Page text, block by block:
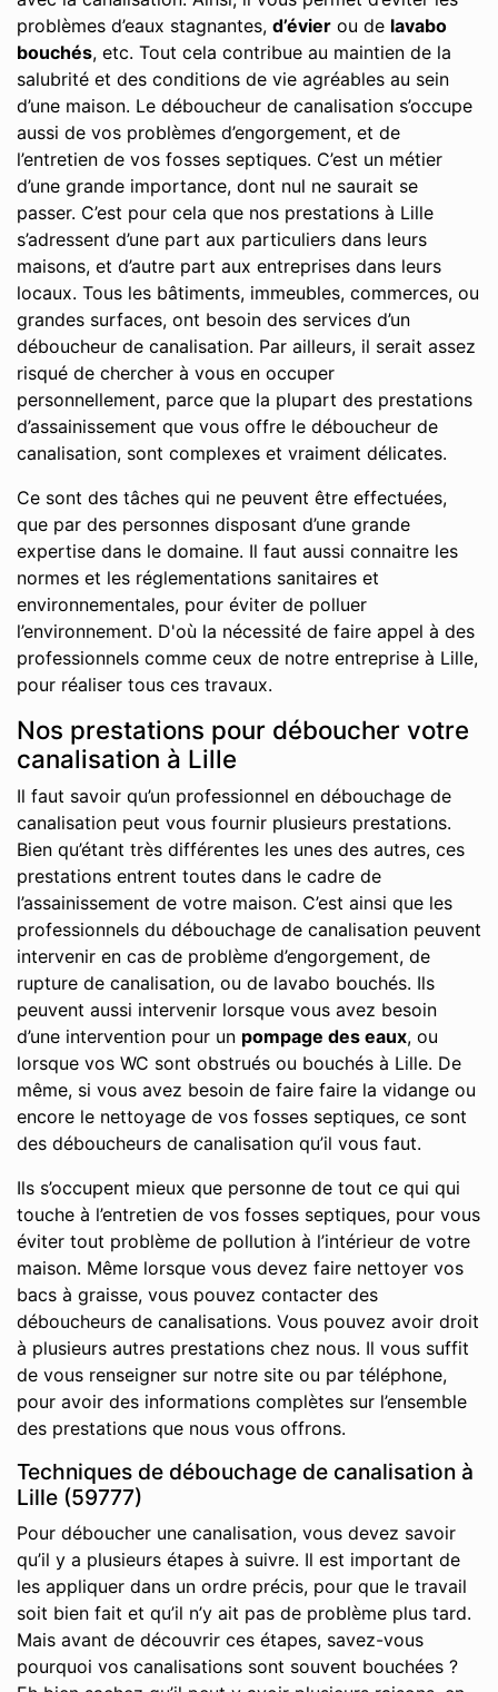
problèmes d’eaux stagnantes, d’évier ou de lavabo
bouchés, etc. Tout cela contribue au maintien de la
salubrité et des conditions de vie agréables au sein
d’une maison. Le déboucheur de canalisation s’occupe
aussi de vos problèmes d’engorgement, et de
l’entretien de vos fosses septiques. C’est un métier
d’une grande importance, dont nul ne saurait se
passer. C’est pour cela que nos prestations à Lille
s’adressent d’une part aux particuliers dans leurs
maisons, et d’autre part aux entreprises dans leurs
locaux. Tous les bâtiments, immeubles, commerces, ou
grandes surfaces, ont besoin des services d’un
déboucheur de canalisation. Par ailleurs, il serait assez
risqué de chercher à vous en occuper
personnellement, parce que la plupart des prestations
d’assainissement que vous offre le déboucheur de
canalisation, sont complexes et vraiment délicates.
Ce sont des tâches qui ne peuvent être effectuées,
que par des personnes disposant d’une grande
expertise dans le domaine. Il faut aussi connaitre les
normes et les réglementations sanitaires et
environnementales, pour éviter de polluer
l’environnement. D'où la nécessité de faire appel à des
professionnels comme ceux de notre entreprise à Lille,
pour réaliser tous ces travaux.
Nos prestations pour déboucher votre
canalisation à Lille
Il faut savoir qu’un professionnel en débouchage de
canalisation peut vous fournir plusieurs prestations.
Bien qu’étant très différentes les unes des autres, ces
prestations entrent toutes dans le cadre de
l’assainissement de votre maison. C’est ainsi que les
professionnels du débouchage de canalisation peuvent
intervenir en cas de problème d’engorgement, de
rupture de canalisation, ou de lavabo bouchés. Ils
peuvent aussi intervenir lorsque vous avez besoin
d’une intervention pour un pompage des eaux, ou
lorsque vos WC sont obstrués ou bouchés à Lille. De
même, si vous avez besoin de faire faire la vidange ou
encore le nettoyage de vos fosses septiques, ce sont
des déboucheurs de canalisation qu’il vous faut.
Ils s’occupent mieux que personne de tout ce qui qui
touche à l’entretien de vos fosses septiques, pour vous
éviter tout problème de pollution à l’intérieur de votre
maison. Même lorsque vous devez faire nettoyer vos
bacs à graisse, vous pouvez contacter des
déboucheurs de canalisations. Vous pouvez avoir droit
à plusieurs autres prestations chez nous. Il vous suffit
de vous renseigner sur notre site ou par téléphone,
pour avoir des informations complètes sur l’ensemble
des prestations que nous vous offrons.
Techniques de débouchage de canalisation à
Lille (59777)
Pour déboucher une canalisation, vous devez savoir
qu’il y a plusieurs étapes à suivre. Il est important de
les appliquer dans un ordre précis, pour que le travail
soit bien fait et qu’il n’y ait pas de problème plus tard.
Mais avant de découvrir ces étapes, savez-vous
pourquoi vos canalisations sont souvent bouchées ?